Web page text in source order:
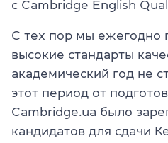
с Cambridge English
С тех пор мы ежегодно
высокие стандарты
академический год не
этот период от
Cambridge.ua было
кандидатов для сдачи